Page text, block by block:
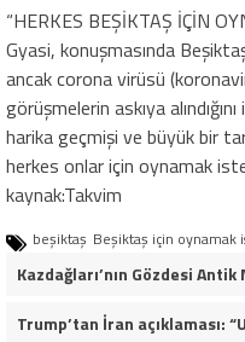
“HERKES BEŞİKTAŞ İÇİN
Gyasi, konuşmasında
ancak corona virüsü
görüşmelerin askıya
harika geçmişi ve büyük bir
herkes onlar için oynamak
kaynak:Takvim
beşiktaş Beşiktaş için oynamak